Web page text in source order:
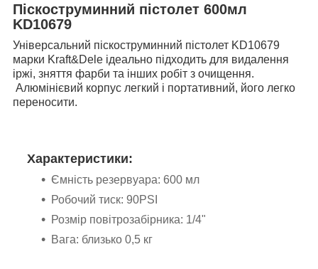
Піскоструминний пістолет 600мл
KD10679
Універсальний піскоструминний пістолет KD10679
марки Kraft&Dele ідеально підходить для видалення
іржі, зняття фарби та інших робіт з очищення.
Алюмінієвий корпус легкий і портативний, його легко
переносити.
Характеристики:
Ємність резервуара: 600 мл
Робочий тиск: 90PSI
Розмір повітрозабірника: 1/4"
Вага: близько 0,5 кг